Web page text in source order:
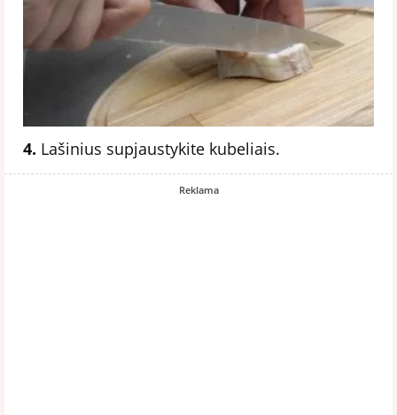
4. Lašinius supjaustykite kubeliais.
Reklama